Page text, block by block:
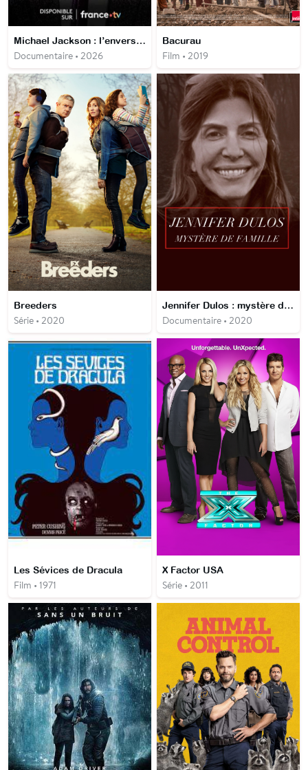
Michael Jackson : l’envers d’une légende
Documentaire • 2026
Bacurau
Film • 2019
Breeders
Série • 2020
Jennifer Dulos : mystère de famille
Documentaire • 2020
Les Sévices de Dracula
Film • 1971
X Factor USA
Série • 2011